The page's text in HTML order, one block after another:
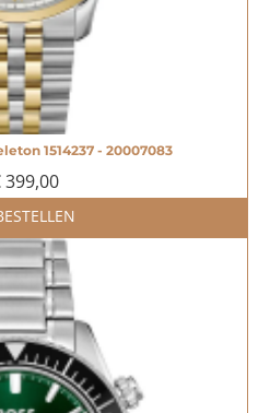
1514237 - 20007083
399,00